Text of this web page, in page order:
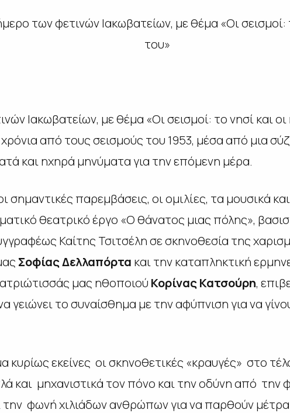
των φετινών Ιακωβατείων, με θέμα «Οι σεισμοί:
του»
Ιακωβατείων, με θέμα «Οι σεισμοί: το νησί και οι
από τους σεισμούς του 1953, μέσα από μια
και ηχηρά μηνύματα για την επόμενη μέρα.
σημαντικές παρεμβάσεις, οι ομιλίες, τα μουσικά
θεατρικό έργο «Ο θάνατος μιας πόλης»,
Καίτης Τσιτσέλη σε σκηνοθεσία της
Σοφίας Δελλαπόρτα και την καταπληκτική
μας ηθοποιού Κορίνας Κατσούρη,
γειώνει το συναίσθημα με την αφύπνιση για να
κυρίως εκείνες οι σκηνοθετικές «κραυγές» στο
και μηχανιστικά τον πόνο και την οδύνη από την
την φωνή χιλιάδων ανθρώπων για να παρθούν